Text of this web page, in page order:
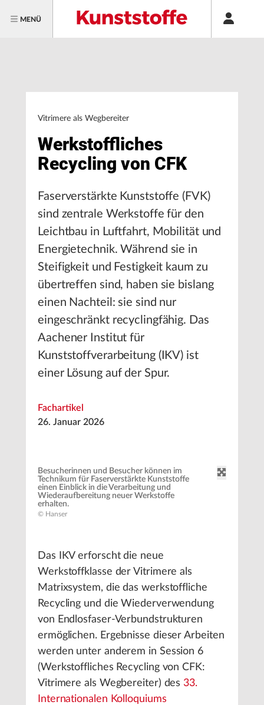
MENÜ
Vitrimere als Wegbereiter
Werkstoffliches
Recycling von CFK
Faserverstärkte Kunststoffe (FVK)
sind zentrale Werkstoffe für den
Leichtbau in Luftfahrt, Mobilität und
Energietechnik. Während sie in
Steifigkeit und Festigkeit kaum zu
übertreffen sind, haben sie bislang
einen Nachteil: sie sind nur
eingeschränkt recyclingfähig. Das
Aachener Institut für
Kunststoffverarbeitung (IKV) ist
einer Lösung auf der Spur.
Fachartikel
26. Januar 2026
Besucherinnen und Besucher können im
Technikum für Faserverstärkte Kunststoffe
einen Einblick in die Verarbeitung und
Wiederaufbereitung neuer Werkstoffe
erhalten.
© Hanser
Das IKV erforscht die neue
Werkstoffklasse der Vitrimere als
Matrixsystem, die das werkstoffliche
Recycling und die Wiederverwendung
von Endlosfaser-Verbundstrukturen
ermöglichen. Ergebnisse dieser Arbeiten
werden unter anderem in Session 6
(Werkstoffliches Recycling von CFK:
Vitrimere als Wegbereiter) des 33.
Internationalen Kolloquiums